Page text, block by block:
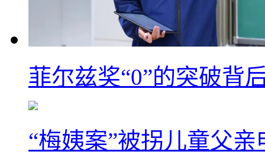
菲尔兹奖“0”的突破背
“梅姨案”被拐儿童父